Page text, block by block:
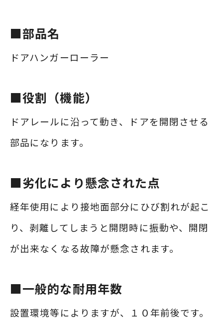
■部品名
ドアハンガーローラー
■役割（機能）
ドアレールに沿って動き、ドアを開閉させる
部品になります。
■劣化により懸念された点
経年使用により接地面部分にひび割れが起こ
り、剥離してしまうと開閉時に振動や、開閉
が出来なくなる故障が懸念されます。
■一般的な耐用年数
設置環境等によりますが、１０年前後です。